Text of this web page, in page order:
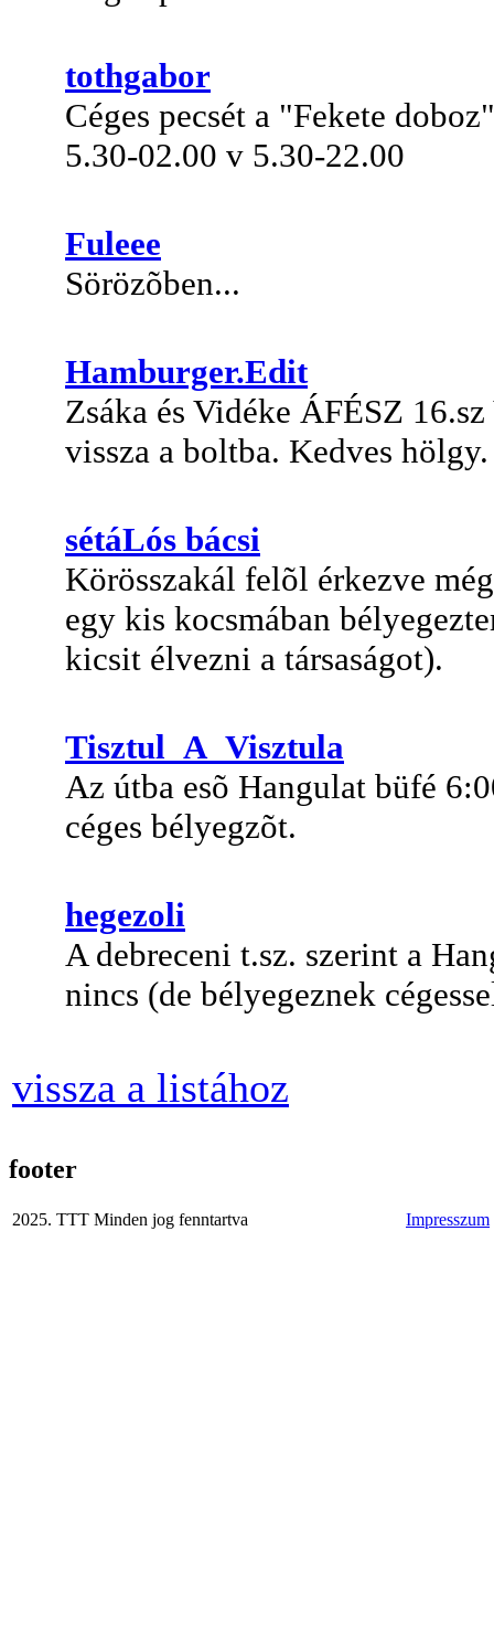
tothgabor
Céges pecsét a "Fekete
5.30-02.00 v 5.30-22.00
Fuleee
Sörözõben...
Hamburger.Edit
Zsáka és Vidéke ÁFÉSZ
vissza a boltba. Kedves hölgy.
sétáLós bácsi
Körösszakál felõl érkezve
egy kis kocsmában
kicsit élvezni a társaságot).
Tisztul_A_Visztula
Az útba esõ Hangulat büfé
céges bélyegzõt.
hegezoli
A debreceni t.sz. szerint a
nincs (de bélyegeznek
vissza a listához
footer
2025. TTT Minden jog fenntartva Impresszum